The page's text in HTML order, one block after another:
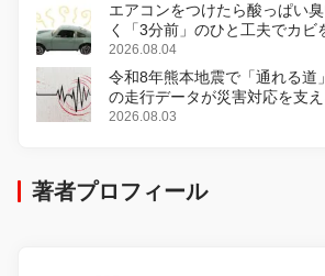
エアコンをつけたら酸っぱい
く「3分前」のひと工夫でカビ
2026.08.04
令和8年熊本地震で「通れる道
の走行データが災害対応を支え
2026.08.03
著者プロフィール